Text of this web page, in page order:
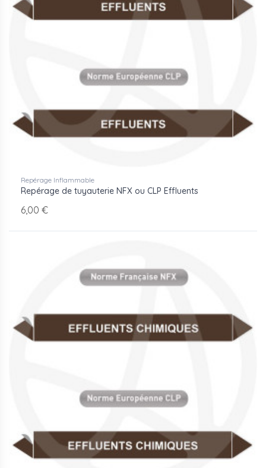
Repérage Inflammable
Repérage de tuyauterie NFX ou CLP Effluents
6,00 €